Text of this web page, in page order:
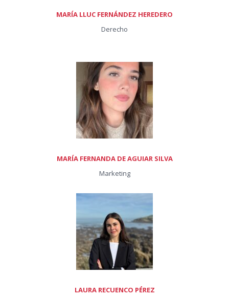
MARÍA LLUC FERNÁNDEZ HEREDERO
Derecho
MARÍA FERNANDA DE AGUIAR SILVA
Marketing
LAURA RECUENCO PÉREZ